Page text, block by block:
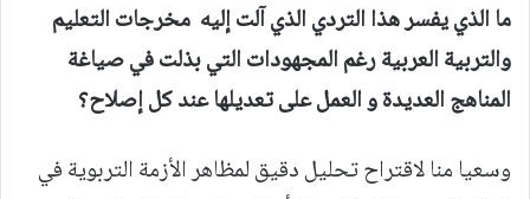
ما الذي يفسر هذا التردي الذي آلت إليه مخرجات التعليم
والتربية العربية رغم المجهودات التي بذلت في صياغة
المناهج العديدة و العمل على تعديلها عند كل إصلاح؟
وسعيا منا لاقتراح تحليل دقيق لمظاهر الأزمة التربوية في